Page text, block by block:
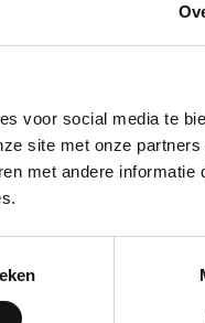
voor social media te
site met onze
met andere informatie
a
Nie
nie